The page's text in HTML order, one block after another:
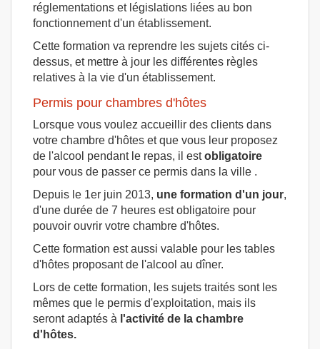
réglementations et législations liées au bon
fonctionnement d'un établissement.
Cette formation va reprendre les sujets cités ci-
dessus, et mettre à jour les différentes règles
relatives à la vie d'un établissement.
Permis pour chambres d'hôtes
Lorsque vous voulez accueillir des clients dans
votre chambre d'hôtes et que vous leur proposez
de l'alcool pendant le repas, il estobligatoire
pour vous de passer ce permis dans la ville .
Depuis le 1er juin 2013, une formation d'un jour,
d'une durée de 7 heures est obligatoire pour
pouvoir ouvrir votre chambre d'hôtes.
Cette formation est aussi valable pour les tables
d'hôtes proposant de l'alcool au dîner.
Lors de cette formation, les sujets traités sont les
mêmes que le permis d'exploitation, mais ils
seront adaptés à l'activité de la chambre
d'hôtes.